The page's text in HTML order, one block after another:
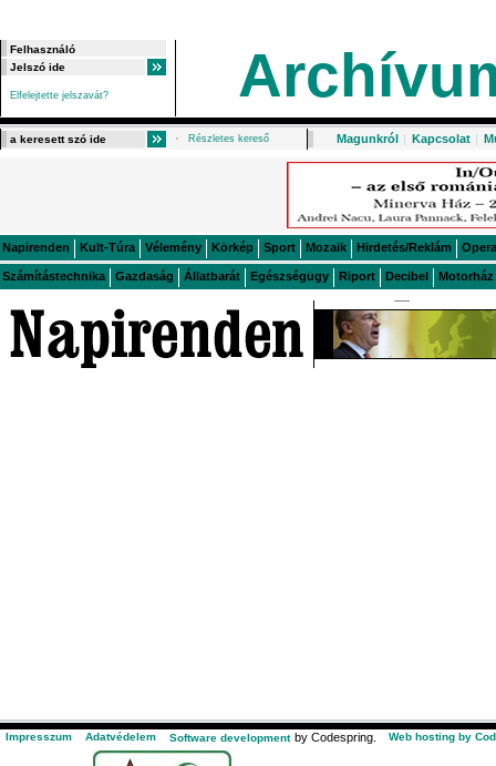
Elfelejtette jelszavát?
Részletes kereső Magunkról | Kapcsolat |
Napirenden Kult-Túra Vélemény Körkép Sport Mozaik Hirdetés/Reklám Opera
Számítástechnika Gazdaság Állatbarát Egészségügy Riport Decibel Motorház
Impresszum Adatvédelem Software development by Codespring. Web hosting by